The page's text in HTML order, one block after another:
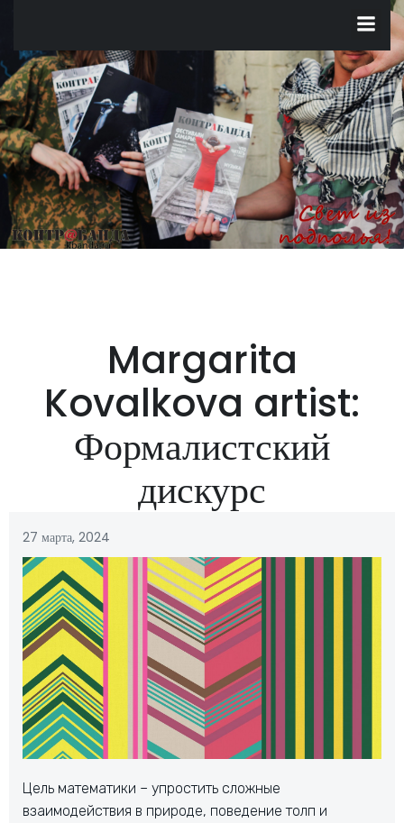
содержимому
Margarita
Kovalkova artist:
Формалистский
дискурс
27 марта, 2024
Цель математики – упростить сложные
взаимодействия в природе, поведение толп и